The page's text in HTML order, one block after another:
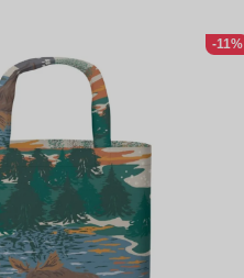
-11%